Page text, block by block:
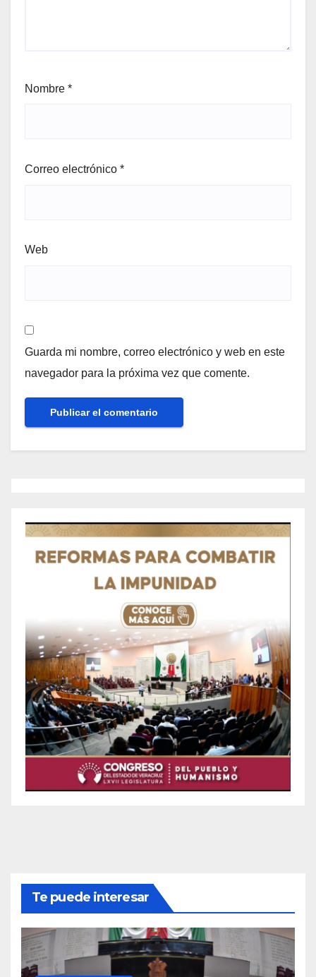
Nombre *
Correo electrónico *
Web
Guarda mi nombre, correo electrónico y web en este
navegador para la próxima vez que comente.
Te puede interesar